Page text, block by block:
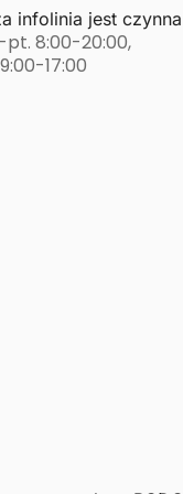
infolinia jest
pt. 8:00-20:00,
17:00